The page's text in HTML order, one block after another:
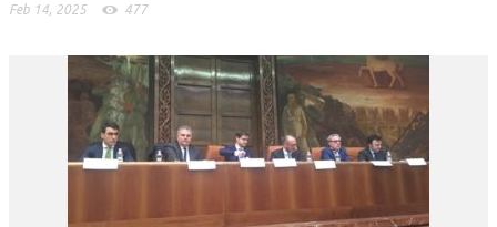
Feb 14, 2025 477